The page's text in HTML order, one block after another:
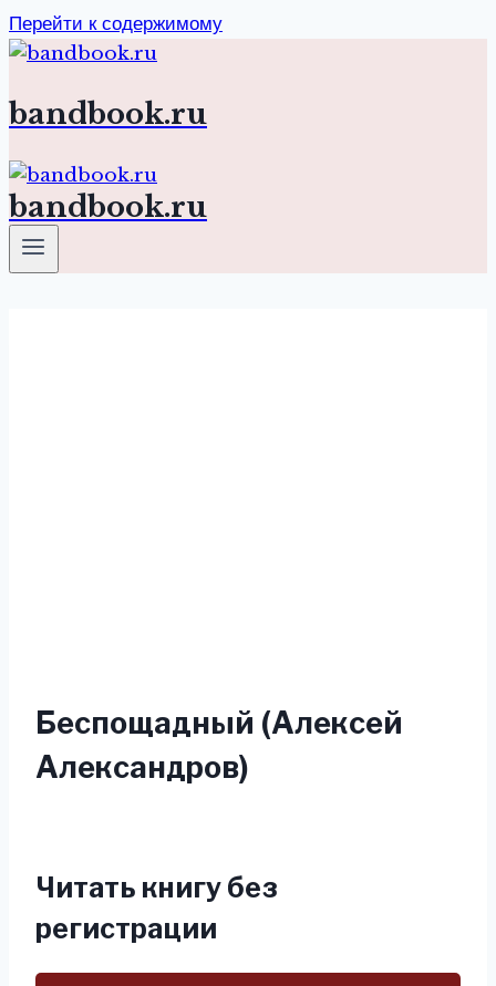
Перейти к содержимому
bandbook.ru
bandbook.ru
Беспощадный (Алексей
Александров)
Читать книгу без
регистрации